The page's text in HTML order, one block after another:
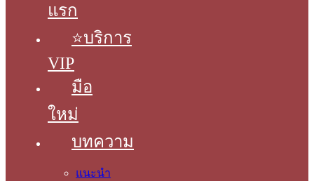
แรก
⭐บริการ
VIP
มือ
ใหม่
บทความ
แนะนำ